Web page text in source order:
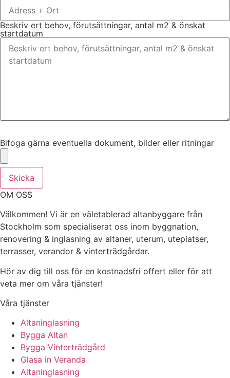
Beskriv ert behov, förutsättningar, antal m2 & önskat
startdatum
Bifoga gärna eventuella dokument, bilder eller ritningar
Skicka
OM OSS
Välkommen! Vi är en väletablerad altanbyggare från
Stockholm som specialiserat oss inom byggnation,
renovering & inglasning av altaner, uterum, uteplatser,
terrasser, verandor & vinterträdgårdar.
Hör av dig till oss för en kostnadsfri offert eller för att
veta mer om våra tjänster!
Våra tjänster
Altaninglasning
Bygga Altan
Bygga Vinterträdgård
Glasa in Veranda
Altaninglasning